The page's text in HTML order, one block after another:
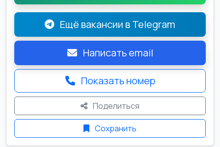
Ещё вакансии в Telegram
Написать email
Показать номер
Поделиться
Сохранить